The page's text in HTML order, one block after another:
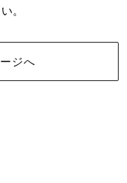
。
ジへ